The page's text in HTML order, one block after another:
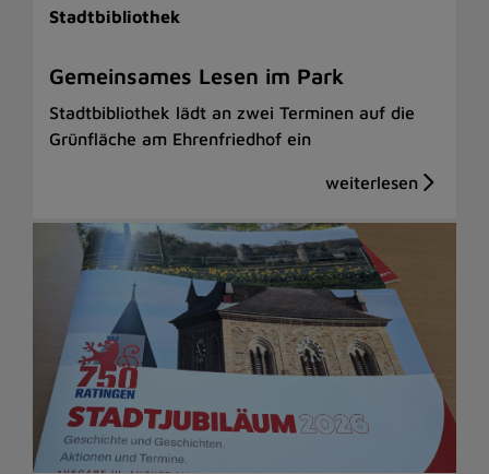
Stadtbibliothek
Gemeinsames Lesen im Park
Stadtbibliothek lädt an zwei Terminen auf die
Grünfläche am Ehrenfriedhof ein